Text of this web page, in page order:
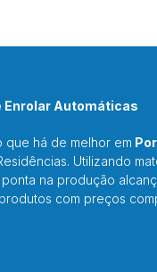
Enrolar Automáticas
há de melhor em
Utilizando
na produção
com preços